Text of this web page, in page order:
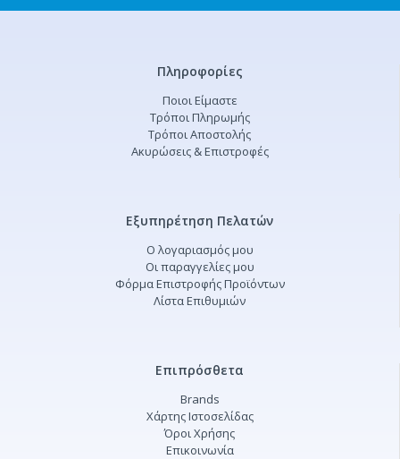
Πληροφορίες
Ποιοι Είμαστε
Τρόποι Πληρωμής
Τρόποι Αποστολής
Ακυρώσεις & Επιστροφές
Εξυπηρέτηση Πελατών
Ο λογαριασμός μου
Οι παραγγελίες μου
Φόρμα Επιστροφής Προϊόντων
Λίστα Επιθυμιών
Επιπρόσθετα
Brands
Χάρτης Ιστοσελίδας
Όροι Χρήσης
Επικοινωνία